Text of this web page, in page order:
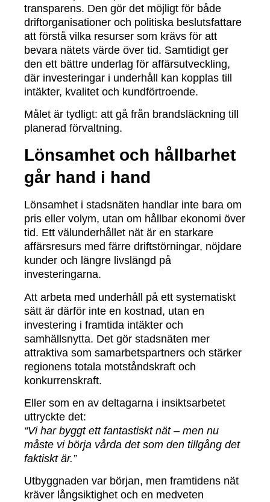
transparens. Den gör det möjligt för både
driftorganisationer och politiska beslutsfattare
att förstå vilka resurser som krävs för att
bevara nätets värde över tid. Samtidigt ger
den ett bättre underlag för affärsutveckling,
där investeringar i underhåll kan kopplas till
intäkter, kvalitet och kundförtroende.
Målet är tydligt: att gå från brandsläckning till
planerad förvaltning.
Lönsamhet och hållbarhet
går hand i hand
Lönsamhet i stadsnäten handlar inte bara om
pris eller volym, utan om hållbar ekonomi över
tid. Ett välunderhållet nät är en starkare
affärsresurs med färre driftstörningar, nöjdare
kunder och längre livslängd på
investeringarna.
Att arbeta med underhåll på ett systematiskt
sätt är därför inte en kostnad, utan en
investering i framtida intäkter och
samhällsnytta. Det gör stadsnäten mer
attraktiva som samarbetspartners och stärker
regionens totala motståndskraft och
konkurrenskraft.
Eller som en av deltagarna i insiktsarbetet
uttryckte det:
“Vi har byggt ett fantastiskt nät – men nu
måste vi börja vårda det som den tillgång det
faktiskt är.”
Utbyggnaden var början, men framtidens nät
kräver långsiktighet och en medveten